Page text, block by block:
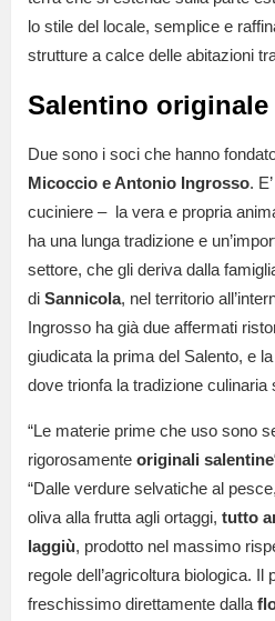
lo stile del locale, semplice e
strutture a calce delle abitazioni
Salentino originale
Due sono i soci che hanno
Micoccio e Antonio Ingrosso.
cuciniere – la vera e propria
ha una lunga tradizione e
settore, che gli deriva dalla
di Sannicola, nel territorio
Ingrosso ha già due affermati
giudicata la prima del Salento, e la
dove trionfa la tradizione culinaria
“Le materie prime che uso sono
rigorosamente originali salentine
“Dalle verdure selvatiche al
oliva alla frutta agli ortaggi, tutto
laggiù, prodotto nel massimo
regole dell’agricoltura biologica. Il
freschissimo direttamente dalla